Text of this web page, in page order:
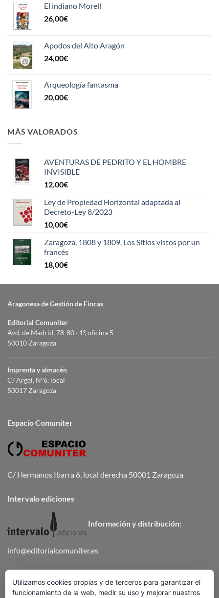
El indiano Morell
26,00€
Apodos del Alto Aragón
24,00€
Arqueología fantasma
20,00€
MÁS VALORADOS
AVENTURAS DE PEDRITO Y EL HOMBRE
INVISIBLE
12,00€
Ley de Propiedad Horizontal adaptada al
Decreto-Ley 8/2023
10,00€
Zaragoza, 1808 y 1809, Los Sitios vistos por un
francés
18,00€
Aragonesa de Gestión de Fincas
Editorial Comuniter
Avd. de Madrid, 78-80 · 1º, oficina 5
50010 Zaragoza
Imprenta y almacén
C/ Argel, Nº6, local
50017 Zaragoza
Espacio Comuniter
C/ Hermanos Ibarra 6, local derecha 50001 Zaragoza
Intervalo ediciones
Información y distribución:
info@editorialcomuniter.es
Utilizamos cookies propias y de terceros para garantizar el
funcionamiento de la web, medir su uso y mejorar nuestros